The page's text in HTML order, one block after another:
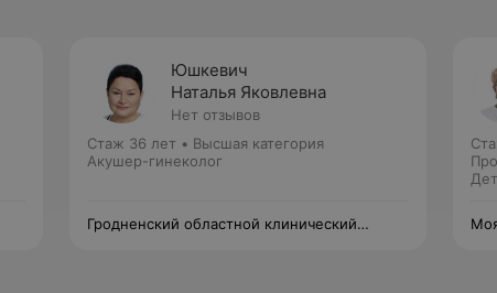
Юшкевич
Наталья Яковлевна
Нет отзывов
Стаж 36 лет • Высшая категория
Акушер-гинеколог
Гродненский областной клинический